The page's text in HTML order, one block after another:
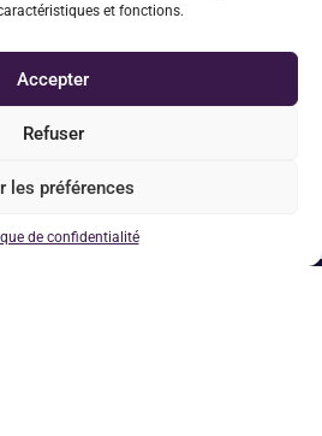
et fonctions.
Accepter
Refuser
les préférences
de confidentialité
un RDV en ligne